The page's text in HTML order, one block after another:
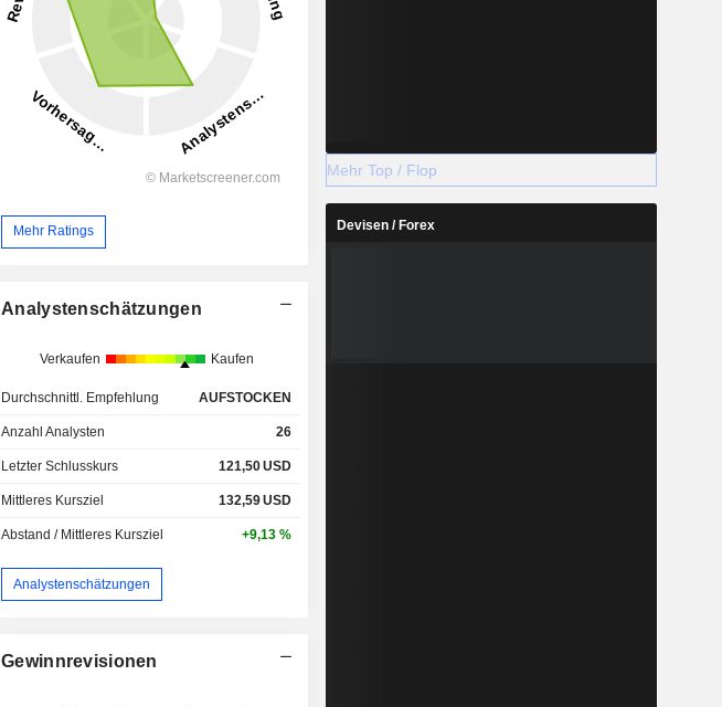
Mehr Ratings
Analystenschätzungen
Verkaufen Kaufen
Durchschnittl. Empfehlung AUFSTOCKEN
Anzahl Analysten 26
Letzter Schlusskurs 121,50USD
Mittleres Kursziel 132,59USD
Abstand / Mittleres Kursziel +9,13 %
Analystenschätzungen
Gewinnrevisionen
Mehr Top / Flop
Devisen / Forex